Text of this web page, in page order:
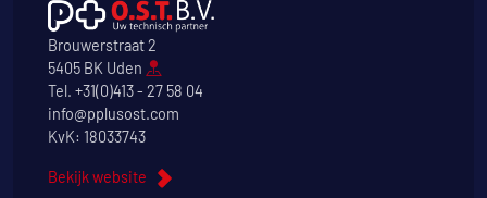
Brouwerstraat 2
5405 BK Uden
Tel. +31(0)413 - 27 58 04
info@pplusost.com
KvK: 18033743
Bekijk website